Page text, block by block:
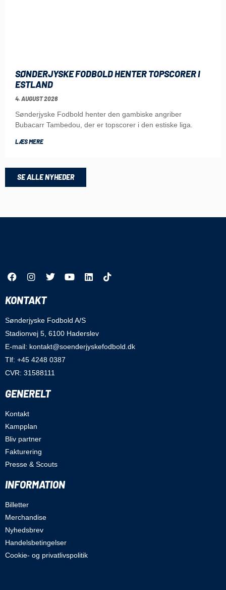
SØNDERJYSKE FODBOLD HENTER TOPSCORER I
ESTLAND
4. AUGUST 2026
Sønderjyske Fodbold henter den gambiske angriber
Bubacarr Tambedou, der er topscorer i den estiske liga.
LÆS MERE
SE ALLE NYHEDER
KONTAKT
Sønderjyske Fodbold A/S
Stadionvej 5, 6100 Haderslev
E-mail: kontakt@soenderjyskefodbold.dk
Tlf: +45 4248 0387
CVR: 31588111
GENERELT
Kontakt
Kampplan
Bliv partner
Fakturering
Presse & Scouts
INFORMATION
Billetter
Merchandise
Nyhedsbrev
Handelsbetingelser
Cookie- og privatlivspolitik